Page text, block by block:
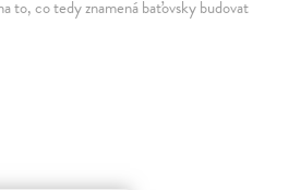
to, co tedy znamená baťovsky budovat